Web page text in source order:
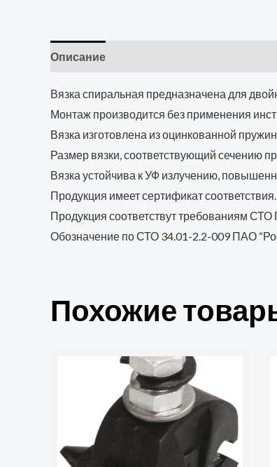
Описание
Вязка спиральная предназначена для
Монтаж производится без применения
Вязка изготовлена из оцинкованной
Размер вязки, соответствующий сечению
Вязка устойчива к УФ излучению,
Продукция имеет сертификат соответствия.
Продукция соответствут требованиям СТО
Обозначение по СТО 34.01-2.2-009 ПАО
Похожие
ответвительный
изолированный
ЗОИ